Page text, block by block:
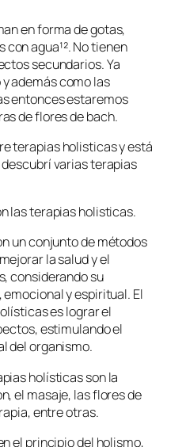
en forma de gotas,
agua¹². No tienen
secundarios. Ya
además como las
entonces estaremos
de flores de bach.
terapias holisticas y está
varias terapias
las terapias holisticas.
un conjunto de métodos
la salud y el
considerando su
y espiritual. El
es lograr el
estimulando el
del organismo.
holísticas son la
el masaje, las flores de
entre otras.
el principio del holismo,